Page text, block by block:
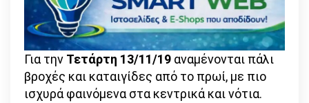
Για την Τετάρτη 13/11/19 αναμένονται πάλι
βροχές και καταιγίδες από το πρωί, με πιο
ισχυρά φαινόμενα στα κεντρικά και νότια.